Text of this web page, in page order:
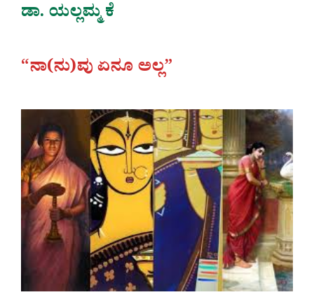
ಡಾ. ಯಲ್ಲಮ್ಮ ಕೆ
“ನಾ(ನು)ವು ಏನೂ ಅಲ್ಲ”